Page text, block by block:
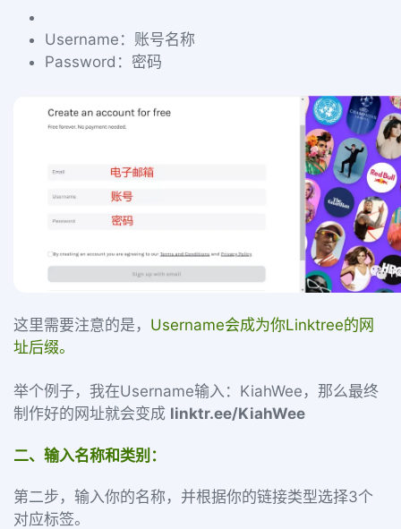
Username：账号名称
Password：密码
这里需要注意的是， Username会成为你Linktree的网
址后缀。
举个例子，我在Username输入：KiahWee，那么最终
制作好的网址就会变成 linktr.ee/KiahWee
二、输入名称和类别：
第二步，输入你的名称，并根据你的链接类型选择3个
对应标签。